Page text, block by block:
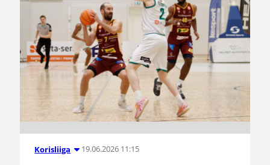
Korisliiga 19.06.2026 11:15